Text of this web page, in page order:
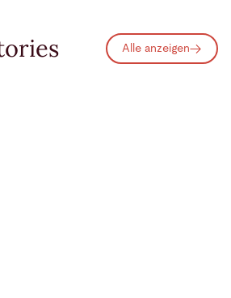
Alle anzeigen